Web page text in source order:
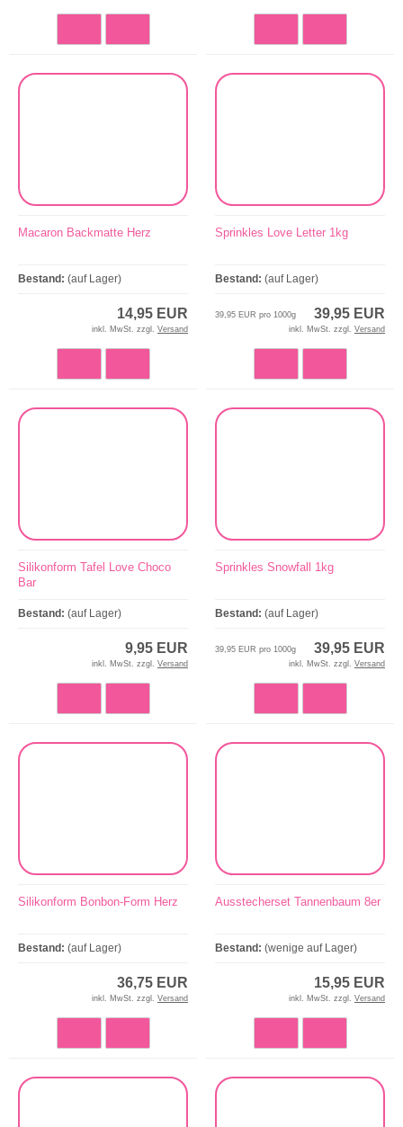
Macaron Backmatte Herz
Bestand: (auf Lager)
14,95 EUR
inkl. MwSt. zzgl. Versand
Sprinkles Love Letter 1kg
Bestand: (auf Lager)
39,95 EUR
39,95 EUR pro 1000g
inkl. MwSt. zzgl. Versand
Silikonform Tafel Love Choco
Bar
Bestand: (auf Lager)
9,95 EUR
inkl. MwSt. zzgl. Versand
Sprinkles Snowfall 1kg
Bestand: (auf Lager)
39,95 EUR
39,95 EUR pro 1000g
inkl. MwSt. zzgl. Versand
Silikonform Bonbon-Form Herz
Bestand: (auf Lager)
36,75 EUR
inkl. MwSt. zzgl. Versand
Ausstecherset Tannenbaum 8er
Bestand: (wenige auf Lager)
15,95 EUR
inkl. MwSt. zzgl. Versand